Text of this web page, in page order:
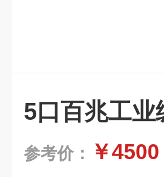
5口百兆工
参考价： ￥4500